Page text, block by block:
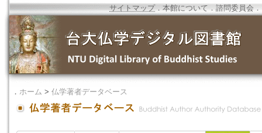
サイトマップ．本館について ．諮問委員会 ．
． ホーム > 仏学著者データベース